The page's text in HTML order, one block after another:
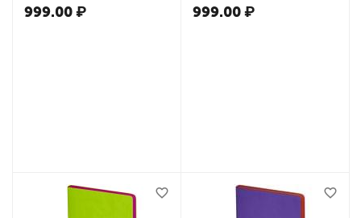
цветной срез, красный
999.00₽
цветной срез, оранжевый
999.00₽